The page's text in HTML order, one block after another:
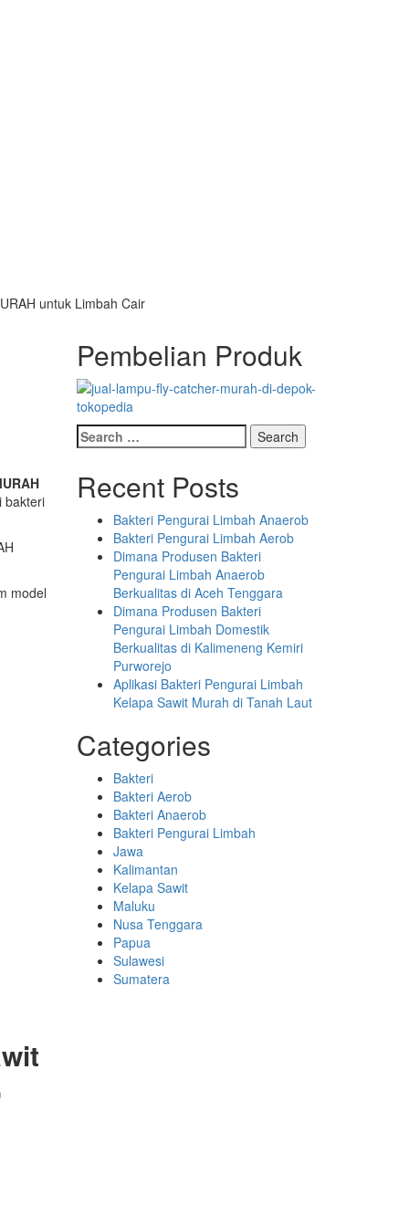
untuk Limbah Cair
bakteri
model
Pembelian Produk
Search
for:
Recent Posts
Bakteri Pengurai Limbah Anaerob
Bakteri Pengurai Limbah Aerob
Dimana Produsen Bakteri
Pengurai Limbah Anaerob
Berkualitas di Aceh Tenggara
Dimana Produsen Bakteri
Pengurai Limbah Domestik
Berkualitas di Kalimeneng Kemiri
Purworejo
Aplikasi Bakteri Pengurai Limbah
Kelapa Sawit Murah di Tanah Laut
Categories
Bakteri
Bakteri Aerob
Bakteri Anaerob
Bakteri Pengurai Limbah
Jawa
Kalimantan
Kelapa Sawit
Maluku
Nusa Tenggara
Papua
Sulawesi
Sumatera